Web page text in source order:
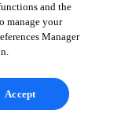
and the
manage your
Manager
Accept